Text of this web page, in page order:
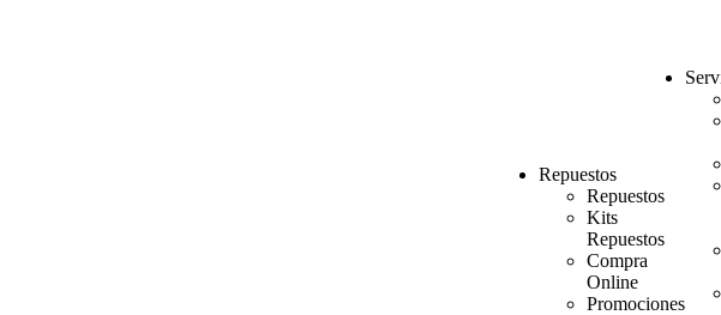
Repuestos
Repuestos
Kits
Repuestos
Compra
Online
Promociones